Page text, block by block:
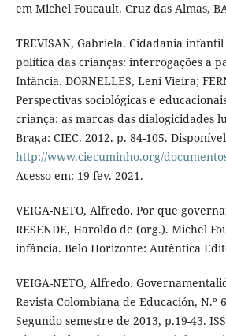
em Michel Foucault. Cruz das Almas,
TREVISAN, Gabriela. Cidadania
política das crianças: interrogações a
Infância. DORNELLES, Leni Vieira;
Perspectivas sociológicas e
criança: as marcas das dialogicidades
Braga: CIEC. 2012. p. 84-105.
http://www.ciecuminho.org/
Acesso em: 19 fev. 2021.
VEIGA-NETO, Alfredo. Por que
RESENDE, Haroldo de (org.). Michel
infância. Belo Horizonte: Autêntica
VEIGA-NETO, Alfredo.
Revista Colombiana de Educación, N.º
Segundo semestre de 2013, p.19-43.